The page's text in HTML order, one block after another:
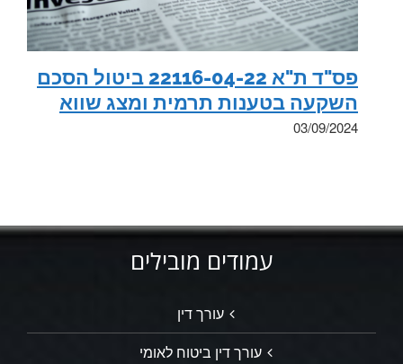
פס"ד ת"א 22116-04-22 ביטול הסכם
השקעה בטענות תרמית ומצג שווא
03/09/2024
עמודים מובילים
עורך דין
עורך דין ביטוח לאומי